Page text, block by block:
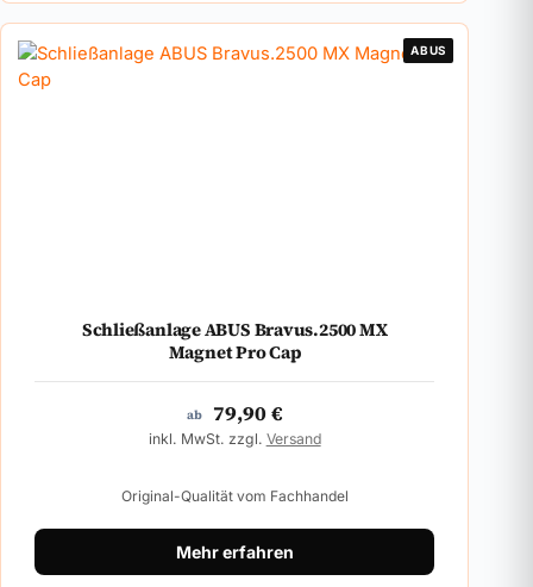
ABUS
Schließanlage ABUS Bravus.2500 MX
Magnet Pro Cap
ab 79,90€
inkl. MwSt. zzgl. Versand
Original-Qualität vom Fachhandel
Mehr erfahren